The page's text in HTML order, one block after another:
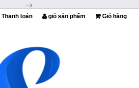
-->
Giỏ hàng
giỏ sản phẩm
Thanh toán